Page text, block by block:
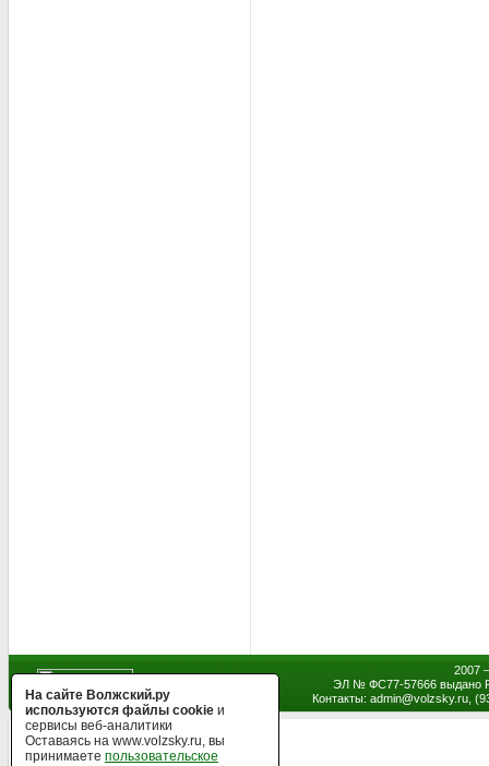
2007
ЭЛ № ФС77-57666 выдано
Контакты: admin@volzsky.ru,
На сайте Волжский.ру
используются файлы cookie и
сервисы веб-аналитики
Оставаясь на www.volzsky.ru, вы
принимаете пользовательское